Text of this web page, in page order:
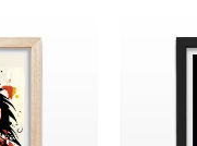
de
precios:
$ 66.960
hasta
$ 68.960